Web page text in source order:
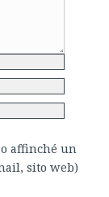
affinché un
sito web)